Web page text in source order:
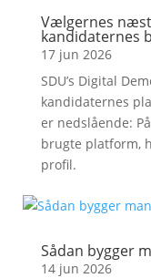
Vælgernes
kandidaternes
17 jun 2026
SDU’s Digital
kandidaternes
er nedslående:
brugte platform,
profil.
Sådan bygger
14 jun 2026